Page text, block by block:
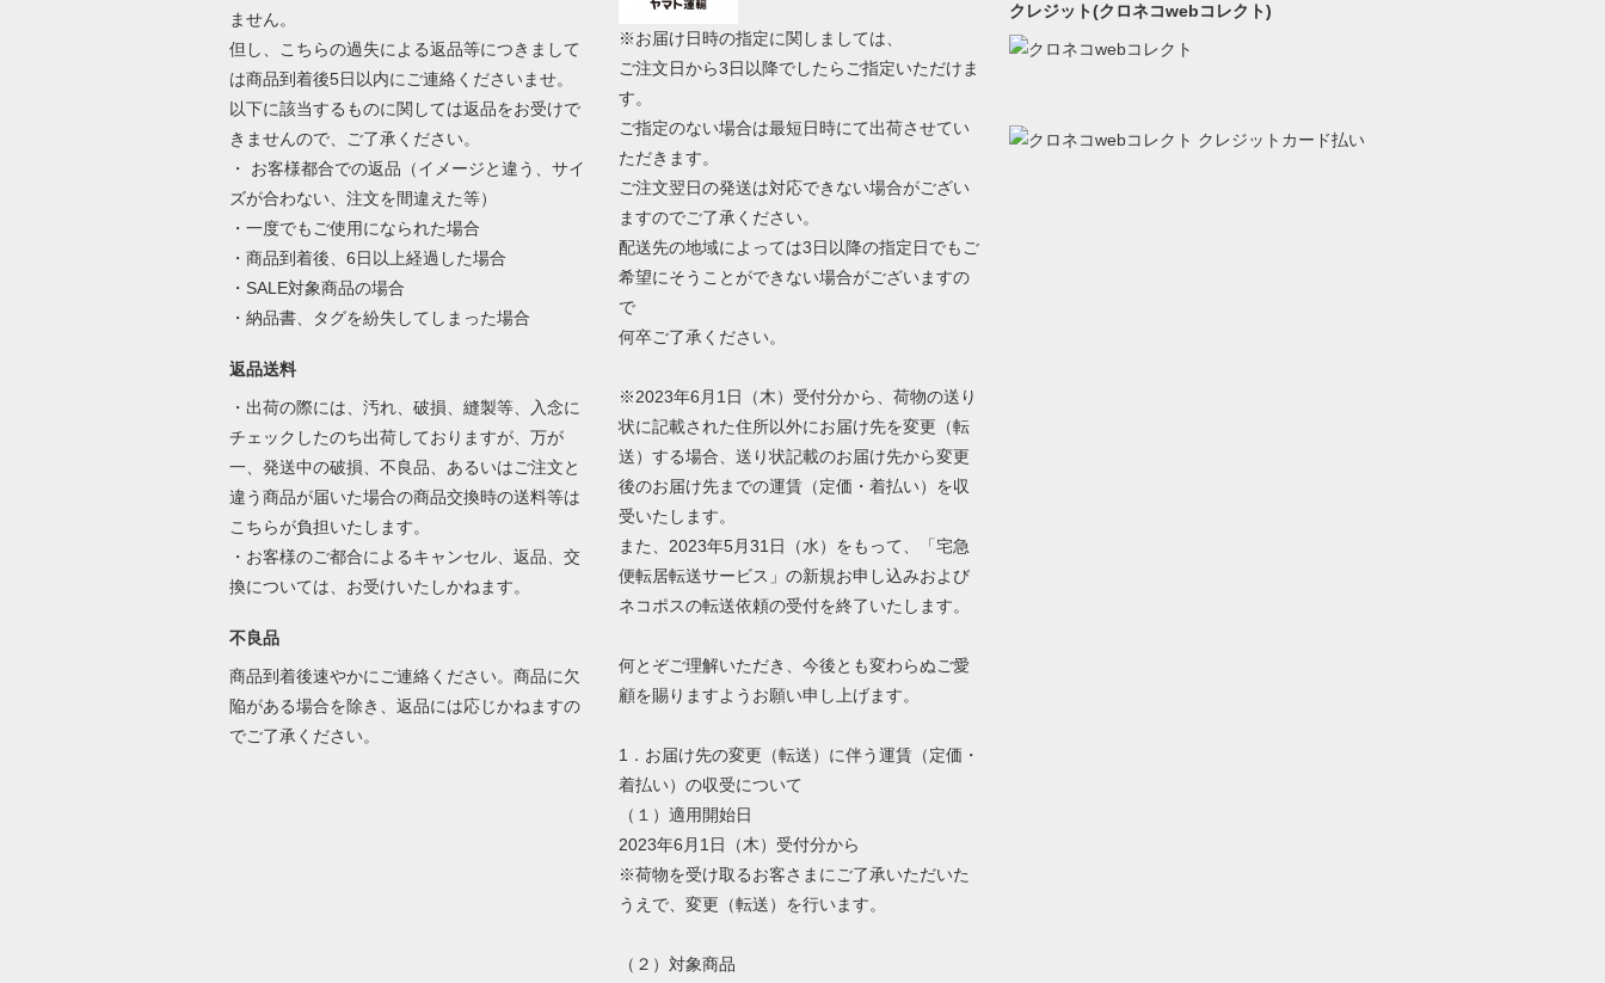
ません。
但し、こちらの過失による返品等につきまして
は商品到着後5日以内にご連絡くださいませ。
以下に該当するものに関しては返品をお受けで
きませんので、ご了承ください。
・ お客様都合での返品（イメージと違う、サイ
ズが合わない、注文を間違えた等）
・一度でもご使用になられた場合
・商品到着後、6日以上経過した場合
・SALE対象商品の場合
・納品書、タグを紛失してしまった場合
返品送料
・出荷の際には、汚れ、破損、縫製等、入念に
チェックしたのち出荷しておりますが、万が
一、発送中の破損、不良品、あるいはご注文と
違う商品が届いた場合の商品交換時の送料等は
こちらが負担いたします。
・お客様のご都合によるキャンセル、返品、交
換については、お受けいたしかねます。
不良品
商品到着後速やかにご連絡ください。商品に欠
陥がある場合を除き、返品には応じかねますの
でご了承ください。
※お届け日時の指定に関しましては、
ご注文日から3日以降でしたらご指定いただけま
す。
ご指定のない場合は最短日時にて出荷させてい
ただきます。
ご注文翌日の発送は対応できない場合がござい
ますのでご了承ください。
配送先の地域によっては3日以降の指定日でもご
希望にそうことができない場合がございますの
で
何卒ご了承ください。
※2023年6月1日（木）受付分から、荷物の送り
状に記載された住所以外にお届け先を変更（転
送）する場合、送り状記載のお届け先から変更
後のお届け先までの運賃（定価・着払い）を収
受いたします。
また、2023年5月31日（水）をもって、「宅急
便転居転送サービス」の新規お申し込みおよび
ネコポスの転送依頼の受付を終了いたします。
何とぞご理解いただき、今後とも変わらぬご愛
顧を賜りますようお願い申し上げます。
1．お届け先の変更（転送）に伴う運賃（定価・
着払い）の収受について
（１）適用開始日
2023年6月1日（木）受付分から
※荷物を受け取るお客さまにご了承いただいた
うえで、変更（転送）を行います。
（２）対象商品
クレジット(クロネコwebコレクト)